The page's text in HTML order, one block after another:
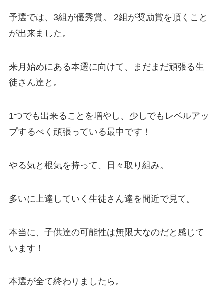
予選では、3組が優秀賞。 2組が奨励賞を頂くこと
が出来ました。
来月始めにある本選に向けて、まだまだ頑張る生
徒さん達と。
1つでも出来ることを増やし、少しでもレベルアッ
プするべく頑張っている最中です！
やる気と根気を持って、日々取り組み。
多いに上達していく生徒さん達を間近で見て。
本当に、子供達の可能性は無限大なのだと感じて
います！
本選が全て終わりましたら。